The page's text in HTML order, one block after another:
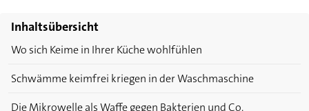
Inhaltsübersicht
Wo sich Keime in Ihrer Küche wohlfühlen
Schwämme keimfrei kriegen in der Waschmaschine
Die Mikrowelle als Waffe gegen Bakterien und Co.